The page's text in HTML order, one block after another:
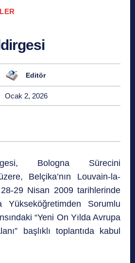
Editör
Ocak 2, 2026
Bologna Sürecini
Belçika’nın Louvain-la-
29 Nisan 2009 tarihlerinde
Yükseköğretimden Sorumlu
“Yeni On Yılda Avrupa
başlıklı toplantıda kabul